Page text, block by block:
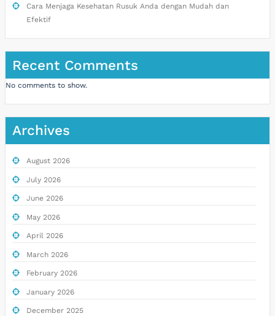
Cara Menjaga Kesehatan Rusuk Anda dengan Mudah dan
Efektif
Recent Comments
No comments to show.
Archives
August 2026
July 2026
June 2026
May 2026
April 2026
March 2026
February 2026
January 2026
December 2025